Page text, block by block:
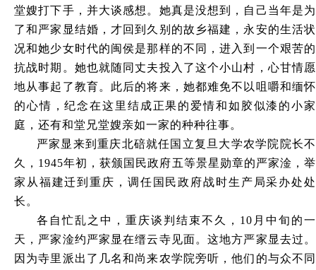
堂嫂打下手，并大谈感想。她真是没想到，自己当年是为
了和严家显结婚，才回到久别的故乡福建，永安的生活状
况和她少女时代的闽侯是那样的不同，进入到一个艰苦的
抗战时期。她也就随同丈夫投入了这个小山村，心甘情愿
地从事起了教育。此后的将来，她都难免不以咀嚼和缅怀
的心情，纪念在这里结成正果的爱情和如胶似漆的小家
庭，还有和堂兄堂嫂亲如一家的种种往事。
严家显来到重庆北碚就任国立复旦大学农学院院长不
久， 1945年初，获颁国民政府五等景星勋章的严家淦，举
家从福建迁到重庆，调任国民政府战时生产局采办处处
长。
各自忙乱之中，重庆谈判结束不久， 10月中旬的一
天，严家淦约严家显在缙云寺见面。这地方严家显去过。
因为寺里派出了几名和尚来农学院旁听，他们的与众不同